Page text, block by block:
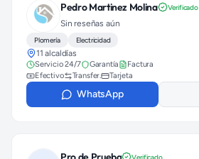
Pedro Martinez Molina Verificado
Sin reseñas aún
Plomería Electricidad
11 alcaldías
Servicio 24/7 Garantía
Factura
Efectivo
Transfer. Tarjeta
WhatsApp
Verificado